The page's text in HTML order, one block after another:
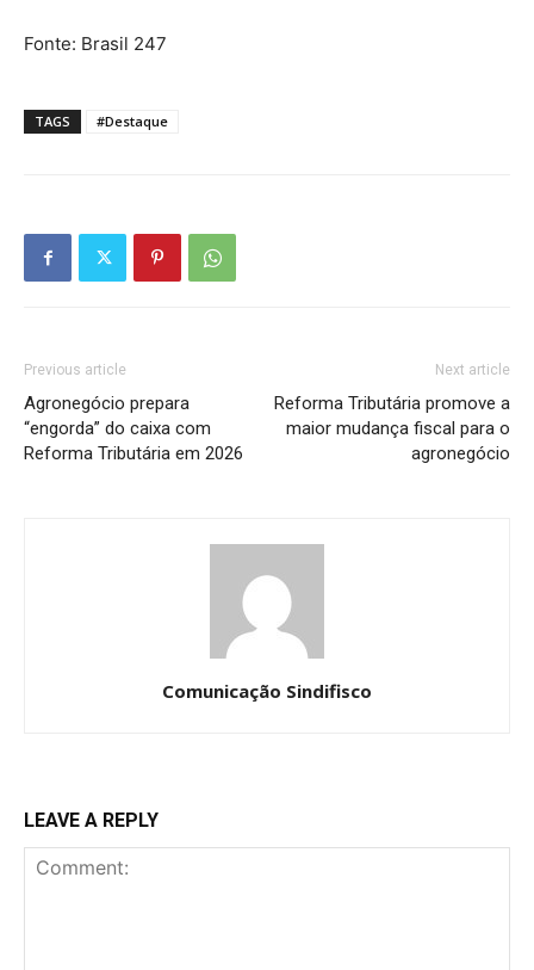
Fonte: Brasil 247
TAGS #Destaque
Previous article
Agronegócio prepara
“engorda” do caixa com
Reforma Tributária em 2026
Next article
Reforma Tributária promove a
maior mudança fiscal para o
agronegócio
Comunicação Sindifisco
LEAVE A REPLY